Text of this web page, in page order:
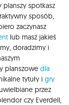
spotkasz
sposób,
zaczynasz
lub masz jakieś
doradzimy i
planszowe dla
tytuły i gry
przez
czy Everdell,